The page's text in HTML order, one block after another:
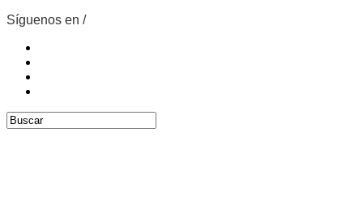
Síguenos en /